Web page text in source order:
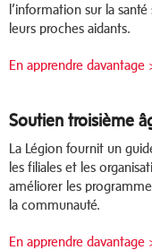
l’information sur la
leurs proches aidants.
En apprendre davantage
Soutien troisième
La Légion fournit un
les filiales et les
améliorer les
la communauté.
En apprendre davantage